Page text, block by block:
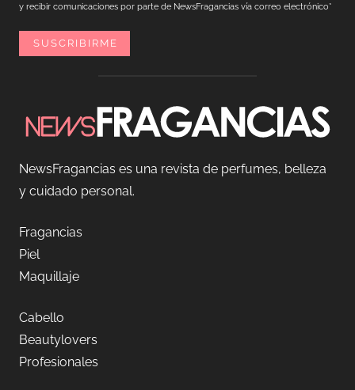
y recibir comunicaciones por parte de NewsFragancias vía correo electrónico*
NewsFragancias es una revista de perfumes, belleza
y cuidado personal.
Fragancias
Piel
Maquillaje
Cabello
Beautylovers
Profesionales